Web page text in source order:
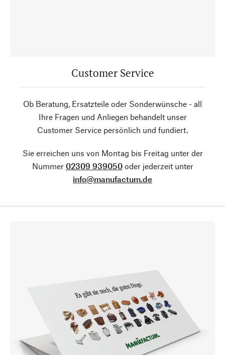
Customer Service
Ob Beratung, Ersatzteile oder Sonderwünsche - all
Ihre Fragen und Anliegen behandelt unser
Customer Service persönlich und fundiert.
Sie erreichen uns von Montag bis Freitag unter der
Nummer 02309 939050oder jederzeit unter
info@manufactum.de